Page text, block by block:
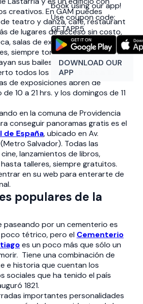
book using our app!
Use coupon code:
GETAPP5
DOWNLOAD OUR
APP
creativos. En GAM puedes
teatro y danza, café, restaurant
de lugares de acceso sin costo,
salas de exposiciones y
siempre tomados por grupos de
sus bailes o tocan música. El
todos los días de 8 a.m. a 10
de exposiciones abren de
10 a 21 hrs. y los domingos de 11
en la comuna de Providencia
conseguir panoramas gratis es el
España, ubicado en Av.
Salvador). Todas las
lanzamientos de libros,
talleres, siempre gratuitos.
en su web para enterarte de
populares de la
paseando por un cementerio es
tétrico, pero el Cementerio
es un poco más que sólo un
Tiene una combinación de
e historia que cuentan los
sociales que ha tenido el país
1821.
importantes personalidades